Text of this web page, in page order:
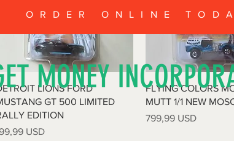
ORDER ONLINE
MONEY
Vista rapida
LIONS FORD
GT 500 LIMITED
EDITION
USD
Vista
FLYING COLORS
MUTT 1/1 NEW
Prezzo
799,99 USD